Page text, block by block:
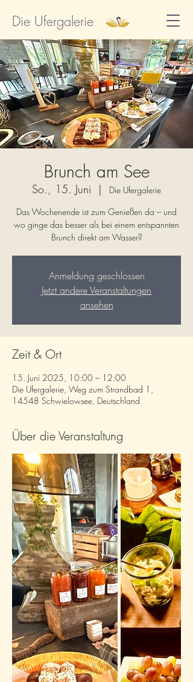
Die Ufergalerie
Brunch am See
So., 15. Juni
  |
Die Ufergalerie
Das Wochenende ist zum Genießen da – und
wo ginge das besser als bei einem entspannten
Brunch direkt am Wasser?
Anmeldung geschlossen
Jetzt andere Veranstaltungen
ansehen
Zeit & Ort
15. Juni 2025, 10:00 – 12:00
Die Ufergalerie, Weg zum Strandbad 1,
14548 Schwielowsee, Deutschland
Über die Veranstaltung